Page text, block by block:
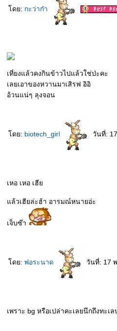
ดย: กะว่าก๋า
เที่ยงแล้วคงกินข้าวไปแล้วใช่ป่ะคะ
เลยเอาของหวานมาเสิรฟ อิอิ
อ้วนแน่ๆ ลุงจอน
ดย: biotech_girl วันที่:
เหอ เหอ เฮี
ล้วเฮียล่ะฮ้า อารมณ์หนายอ่ะ
เจ็บซ๊า
ดย: พ่อระนาด วันที่: 17
เพราะ bg หรือเปล่าคะเลยนึกถึงทะเล